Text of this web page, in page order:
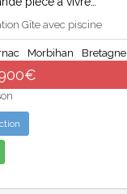
Gîte avec piscine
Morbihan Bretagne